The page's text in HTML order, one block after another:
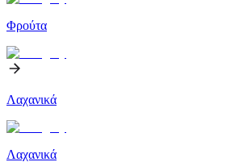
Φρούτα
Λαχανικά
Λαχανικά